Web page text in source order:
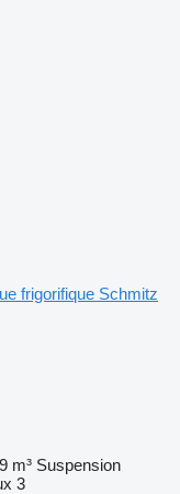
frigorifique Schmitz
m³ Suspension
3